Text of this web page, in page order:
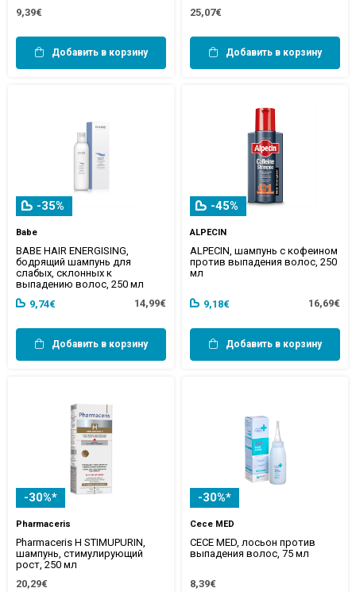
9,39€
Добавить в корзину
25,07€
Добавить в корзину
-35%
Babe
BABE HAIR ENERGISING,
бодрящий шампунь для
слабых, склонных к
выпадению волос, 250 мл
9,74€
14,99€
Добавить в корзину
-45%
ALPECIN
ALPECIN, шампунь с кофеином
против выпадения волос, 250
мл
9,18€ 16,69€
Добавить в корзину
-30%*
Pharmaceris
Pharmaceris H STIMUPURIN,
шампунь, стимулирующий
рост, 250 мл
20,29€
-30%*
Cece MED
CECE MED, лосьон против
выпадения волос, 75 мл
8,39€